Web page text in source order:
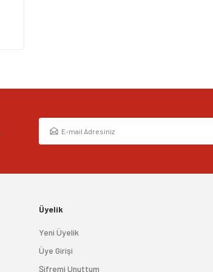
Üyelik
Yeni Üyelik
Üye Girişi
Şifremi Unuttum